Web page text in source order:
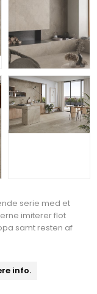
serie med et
imiterer flot
samt resten af
info.